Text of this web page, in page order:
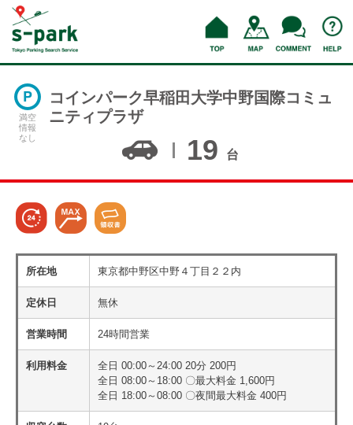
満空
情報
なし
コインパーク早稲田大学中野国際コミュ
ニティプラザ
19 台
所在地 東京都中野区中野４丁目２２内
定休日 無休
営業時間 24時間営業
利用料金
全日 00:00～24:00 20分 200円
全日 08:00～18:00 〇最大料金 1,600円
全日 18:00～08:00 〇夜間最大料金 400円